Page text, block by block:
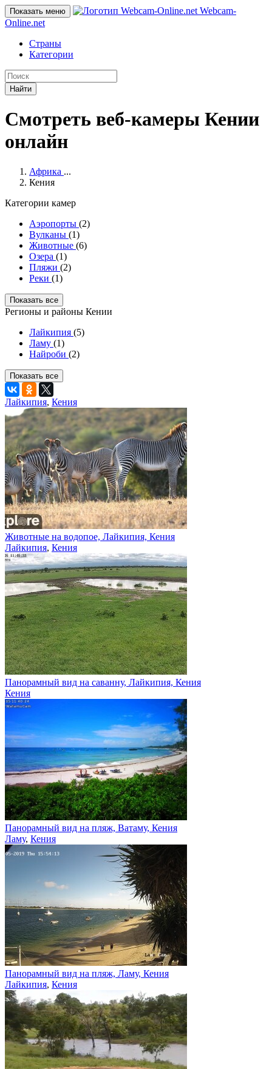
Показать меню
Webcam-
Online.net
Страны
Категории
Найти
Смотреть веб-камеры Кении
онлайн
Африка ...
Кения
Категории камер
Аэропорты (2)
Вулканы (1)
Животные (6)
Озера (1)
Пляжи (2)
Реки (1)
Показать все
Регионы и районы Кении
Лайкипия (5)
Ламу (1)
Найроби (2)
Показать все
Лайкипия, Кения
Животные на водопое, Лайкипия, Кения
Лайкипия, Кения
Панорамный вид на саванну, Лайкипия, Кения
Кения
Панорамный вид на пляж, Ватаму, Кения
Ламу, Кения
Панорамный вид на пляж, Ламу, Кения
Лайкипия, Кения